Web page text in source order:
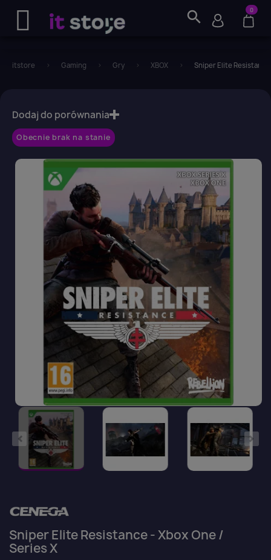
search 0
itstore Gaming Gry XBOX Sniper Elite Resistance
Obecnie brak na stanie
Sniper Elite Resistance - Xbox One /
Series X
Dodaj do porównania